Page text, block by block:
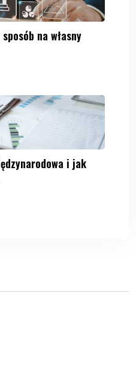
na własny
i jak